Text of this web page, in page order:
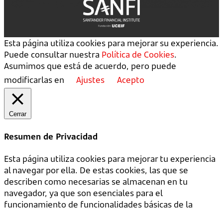
Esta página utiliza cookies para mejorar su experiencia.
Puede consultar nuestra Política de Cookies.
Asumimos que está de acuerdo, pero puede
modificarlas en
Ajustes Acepto
Cerrar
Resumen de Privacidad
Esta página utiliza cookies para mejorar tu experiencia
al navegar por ella. De estas cookies, las que se
describen como necesarias se almacenan en tu
navegador, ya que son esenciales para el
funcionamiento de funcionalidades básicas de la